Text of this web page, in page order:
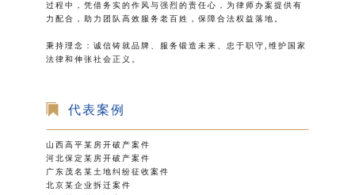
过程中，凭借务实的作风与强烈的责任心，为律师办案提供有
力配合，助力团队高效服务老百姓，保障合法权益落地。
秉持理念：诚信铸就品牌、服务锻造未来、忠于职守,维护国家
法律和伸张社会正义。
代表案例
山西高平某房开破产案件
河北保定某房开破产案件
广东茂名某土地纠纷征收案件
北京某企业拆迁案件